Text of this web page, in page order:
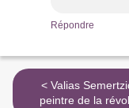
Répondre
< Valias Semertzidis,
peintre de la